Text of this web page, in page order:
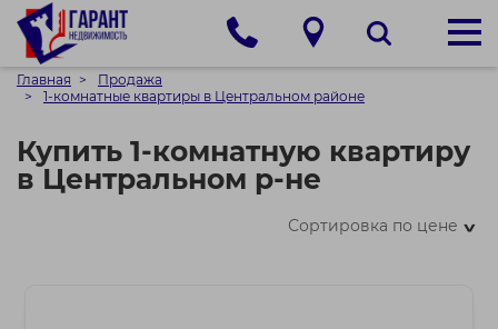
Главная
Продажа
1-комнатные квартиры в Центральном районе
Купить 1-комнатную квартиру
в Центральном р-не
Сортировка по цене>